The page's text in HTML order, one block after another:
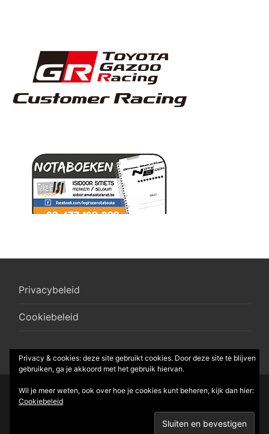
Privacybeleid
Cookiebeleid
© 2026 R-Box vzw
Privacy & cookies: deze site gebruikt cookies. Door deze site te blijven
gebruiken, ga je akkoord met het gebruik hiervan.
Wil je meer weten, ook over hoe je cookies kunt beheren, kijk dan hier:
Cookiebeleid